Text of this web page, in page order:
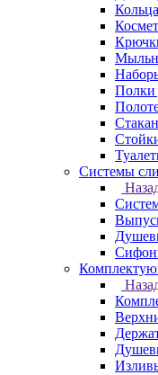
Полки
Системы